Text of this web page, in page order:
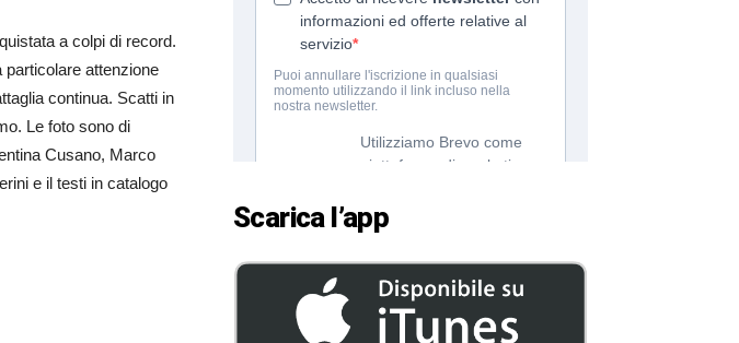
a colpi di record.
particolare attenzione
continua. Scatti in
Le foto sono di
Cusano, Marco
e il testi in catalogo
Scarica l’app